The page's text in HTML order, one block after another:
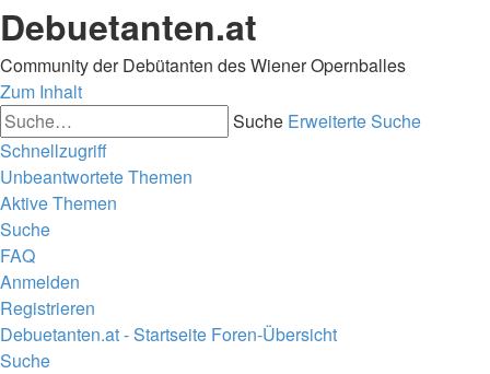
Debuetanten.at
Community der Debütanten des Wiener Opernballes
Zum Inhalt
Suche Erweiterte Suche
Schnellzugriff
Unbeantwortete Themen
Aktive Themen
Suche
FAQ
Anmelden
Registrieren
Debuetanten.at - Startseite Foren-Übersicht
Suche